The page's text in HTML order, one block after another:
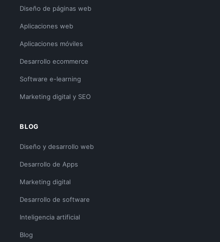
Diseño de páginas web
Aplicaciones web
Aplicaciones móviles
Desarrollo ecommerce
Software e-learning
Marketing digital y SEO
BLOG
Diseño y desarrollo web
Desarrollo de Apps
Marketing digital
Desarrollo de software
Inteligencia artificial
Blog